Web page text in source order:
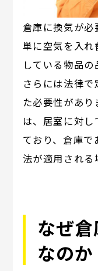
倉庫に換気が必
単に空気を入
している物品の
さらには法律
た必要性があ
は、居室に対
ており、倉庫で
法が適用される
なぜ
なのか